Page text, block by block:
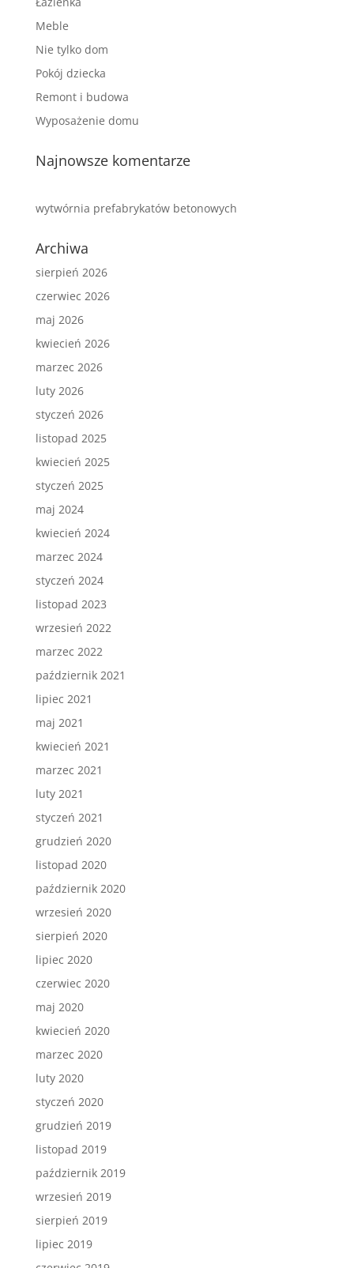
Meble
Nie tylko dom
Pokój dziecka
Remont i budowa
Wyposażenie domu
Najnowsze komentarze
wytwórnia prefabrykatów betonowych
Archiwa
sierpień 2026
czerwiec 2026
maj 2026
kwiecień 2026
marzec 2026
luty 2026
styczeń 2026
listopad 2025
kwiecień 2025
styczeń 2025
maj 2024
kwiecień 2024
marzec 2024
styczeń 2024
listopad 2023
wrzesień 2022
marzec 2022
październik 2021
lipiec 2021
maj 2021
kwiecień 2021
marzec 2021
luty 2021
styczeń 2021
grudzień 2020
listopad 2020
październik 2020
wrzesień 2020
sierpień 2020
lipiec 2020
czerwiec 2020
maj 2020
kwiecień 2020
marzec 2020
luty 2020
styczeń 2020
grudzień 2019
listopad 2019
październik 2019
wrzesień 2019
sierpień 2019
lipiec 2019